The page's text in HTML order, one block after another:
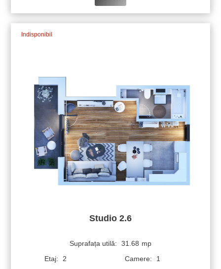
Indisponibil
Studio 2.6
Suprafața utilă: 31.68 mp
Etaj:
2 Camere: 1